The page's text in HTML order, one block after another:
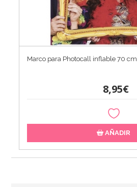
Marco para Photocall inflable 70 cm
8,95€
AÑADIR